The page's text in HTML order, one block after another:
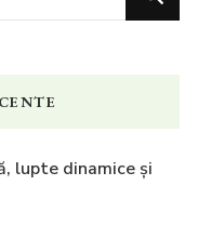
lupte dinamice și